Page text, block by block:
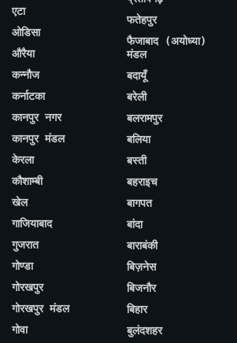
एटा
ओडिसा
औरैया
कन्नौज
कर्नाटका
कानपुर नगर
कानपुर मंडल
केरला
कौशाम्बी
खेल
गाजियाबाद
गुजरात
गोण्डा
गोरखपुर
गोरखपुर मंडल
गोवा
फतेहपुर
फैजाबाद (अयोध्या)
मंडल
बदायूँ
बरेली
बलरामपुर
बलिया
बस्ती
बहराइच
बागपत
बांदा
बाराबंकी
बिज़नेस
बिजनौर
बिहार
बुलंदशहर